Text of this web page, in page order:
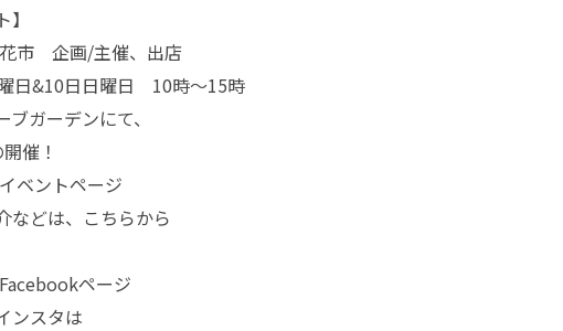
】
市 企画/主催、出店
日&10日日曜日 10時〜15時
ブガーデンにて、
催！
ベントページ
などは、こちらから
ページ
ンスタは